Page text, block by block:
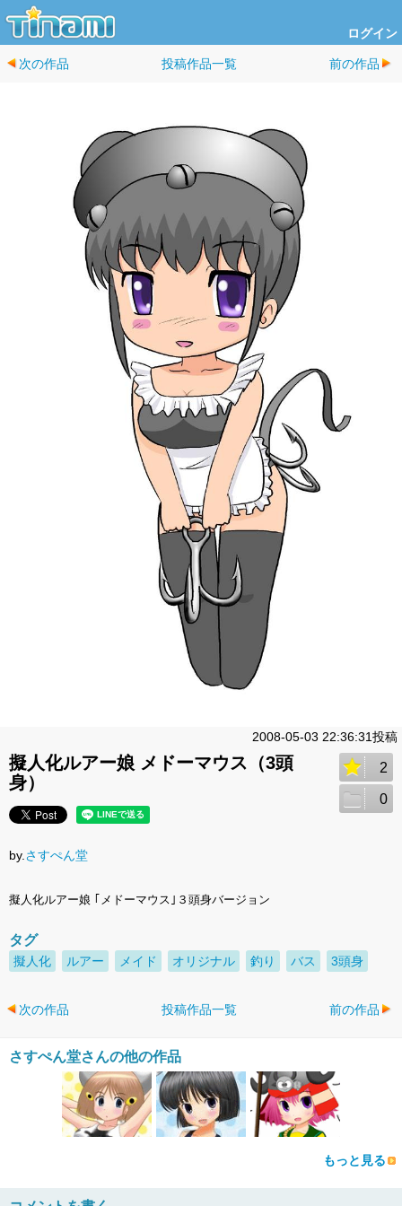
ログイン
次の作品 投稿作品一覧 前の作品
2008-05-03 22:36:31投稿
擬人化ルアー娘 メドーマウス（3頭
身）
2
0
by. さすぺん堂
擬人化ルアー娘 ｢メドーマウス｣３頭身バージョン
タグ
擬人化 ルアー メイド オリジナル 釣り バス 3頭身
次の作品 投稿作品一覧 前の作品
さすぺん堂さんの他の作品
もっと見る